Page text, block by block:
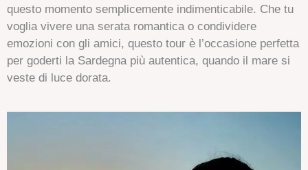
questo momento semplicemente indimenticabile. Che tu
voglia vivere una serata romantica o condividere
emozioni con gli amici, questo tour è l’occasione perfetta
per goderti la Sardegna più autentica, quando il mare si
veste di luce dorata.